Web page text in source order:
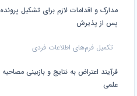
مدارک و اقدامات لازم برای تشکیل پرونده
پس از پذیرش
تکمیل فرم‌های اطلاعات فردی
فرآیند اعتراض به نتایج و بازبینی مصاحبه
علمی